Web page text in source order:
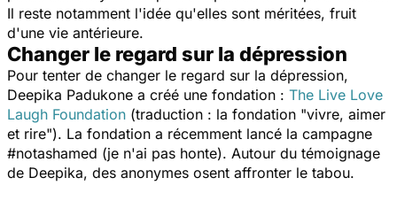
Il reste notamment l'idée qu'elles sont méritées, fruit
d'une vie antérieure.
Changer le regard sur la dépression
Pour tenter de changer le regard sur la dépression,
Deepika Padukone a créé une fondation : The Live Love
Laugh Foundation (traduction : la fondation "vivre, aimer
et rire"). La fondation a récemment lancé la campagne
#notashamed (je n'ai pas honte). Autour du témoignage
de Deepika, des anonymes osent affronter le tabou.